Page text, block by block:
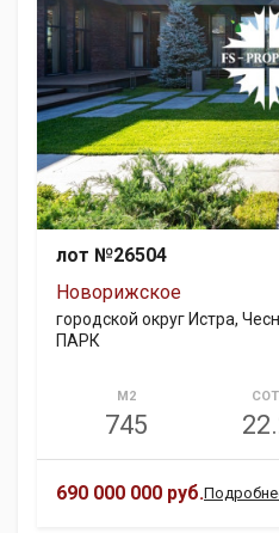
лот №26504
Новорижское
городской округ Истра,
ПАРК
М2
745
690 000 000 руб.